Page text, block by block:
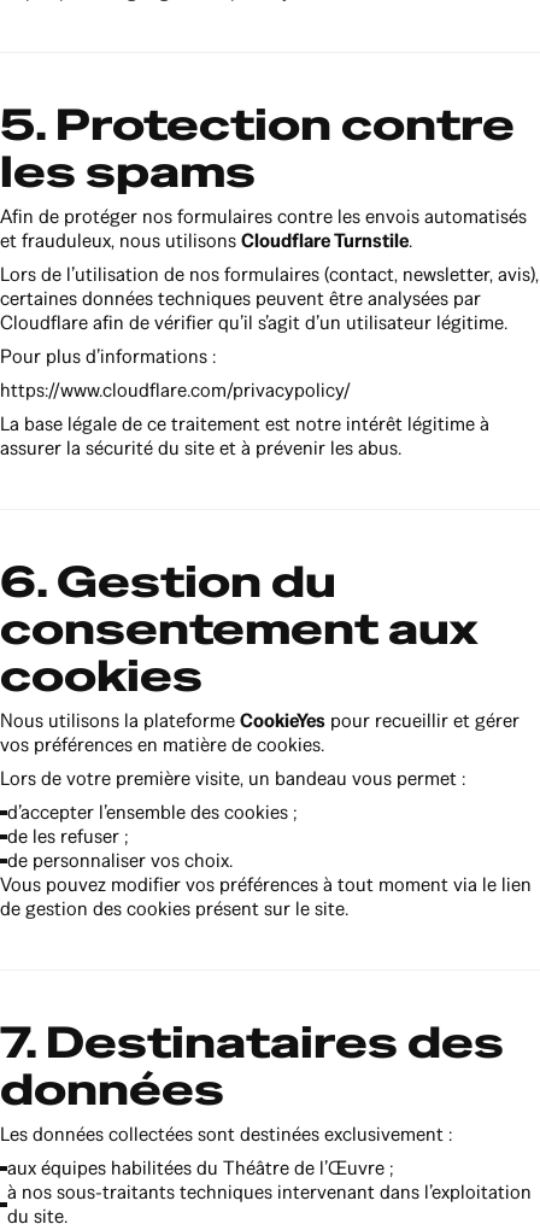
5. Protection contre
les spams
Afin de protéger nos formulaires contre les envois automatisés
et frauduleux, nous utilisonsCloudflare Turnstile.
Lors de l’utilisation de nos formulaires (contact, newsletter, avis),
certaines données techniques peuvent être analysées par
Cloudflare afin de vérifier qu’il s’agit d’un utilisateur légitime.
Pour plus d’informations :
https://www.cloudflare.com/privacypolicy/
La base légale de ce traitement est notre intérêt légitime à
assurer la sécurité du site et à prévenir les abus.
6. Gestion du
consentement aux
cookies
Nous utilisons la plateformeCookieYes pour recueillir et gérer
vos préférences en matière de cookies.
Lors de votre première visite, un bandeau vous permet :
d’accepter l’ensemble des cookies ;
de les refuser ;
de personnaliser vos choix.
Vous pouvez modifier vos préférences à tout moment via le lien
de gestion des cookies présent sur le site.
7. Destinataires des
données
Les données collectées sont destinées exclusivement :
aux équipes habilitées du Théâtre de l’Œuvre ;
à nos sous-traitants techniques intervenant dans l’exploitation
du site.